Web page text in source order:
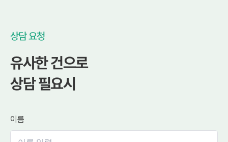
상담 요청
유사한 건으로
상담 필요시
이름